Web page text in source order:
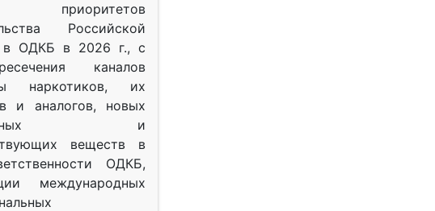
приоритетов
Российской
в ОДКБ в 2026 г., с
каналов
наркотиков, их
и аналогов, новых
и
веществ в
ОДКБ,
международных